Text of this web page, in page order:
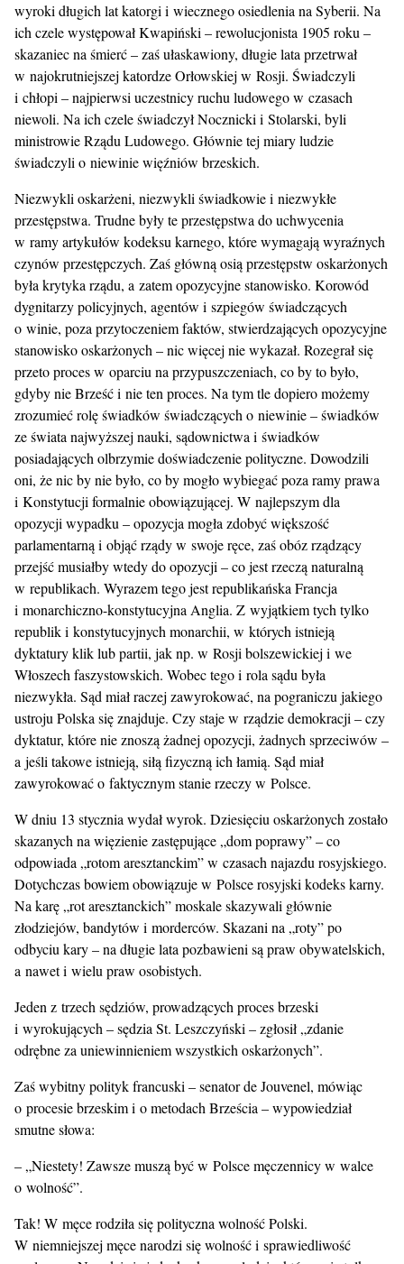
wyroki długich lat katorgi i wiecznego osiedlenia na Syberii. Na
ich czele występował Kwapiński – rewolucjonista 1905 roku –
skazaniec na śmierć – zaś ułaskawiony, długie lata przetrwał
w najokrutniejszej katordze Orłowskiej w Rosji. Świadczyli
i chłopi – najpierwsi uczestnicy ruchu ludowego w czasach
niewoli. Na ich czele świadczył Nocznicki i Stolarski, byli
ministrowie Rządu Ludowego. Głównie tej miary ludzie
świadczyli o niewinie więźniów brzeskich.
Niezwykli oskarżeni, niezwykli świadkowie i niezwykłe
przestępstwa. Trudne były te przestępstwa do uchwycenia
w ramy artykułów kodeksu karnego, które wymagają wyraźnych
czynów przestępczych. Zaś główną osią przestępstw oskarżonych
była krytyka rządu, a zatem opozycyjne stanowisko. Korowód
dygnitarzy policyjnych, agentów i szpiegów świadczących
o winie, poza przytoczeniem faktów, stwierdzających opozycyjne
stanowisko oskarżonych – nic więcej nie wykazał. Rozegrał się
przeto proces w oparciu na przypuszczeniach, co by to było,
gdyby nie Brześć i nie ten proces. Na tym tle dopiero możemy
zrozumieć rolę świadków świadczących o niewinie – świadków
ze świata najwyższej nauki, sądownictwa i świadków
posiadających olbrzymie doświadczenie polityczne. Dowodzili
oni, że nic by nie było, co by mogło wybiegać poza ramy prawa
i Konstytucji formalnie obowiązującej. W najlepszym dla
opozycji wypadku – opozycja mogła zdobyć większość
parlamentarną i objąć rządy w swoje ręce, zaś obóz rządzący
przejść musiałby wtedy do opozycji – co jest rzeczą naturalną
w republikach. Wyrazem tego jest republikańska Francja
i monarchiczno-konstytucyjna Anglia. Z wyjątkiem tych tylko
republik i konstytucyjnych monarchii, w których istnieją
dyktatury klik lub partii, jak np. w Rosji bolszewickiej i we
Włoszech faszystowskich. Wobec tego i rola sądu była
niezwykła. Sąd miał raczej zawyrokować, na pograniczu jakiego
ustroju Polska się znajduje. Czy staje w rządzie demokracji – czy
dyktatur, które nie znoszą żadnej opozycji, żadnych sprzeciwów –
a jeśli takowe istnieją, siłą fizyczną ich łamią. Sąd miał
zawyrokować o faktycznym stanie rzeczy w Polsce.
W dniu 13 stycznia wydał wyrok. Dziesięciu oskarżonych zostało
skazanych na więzienie zastępujące „dom poprawy” – co
odpowiada „rotom aresztanckim” w czasach najazdu rosyjskiego.
Dotychczas bowiem obowiązuje w Polsce rosyjski kodeks karny.
Na karę „rot aresztanckich” moskale skazywali głównie
złodziejów, bandytów i morderców. Skazani na „roty” po
odbyciu kary – na długie lata pozbawieni są praw obywatelskich,
a nawet i wielu praw osobistych.
Jeden z trzech sędziów, prowadzących proces brzeski
i wyrokujących – sędzia St. Leszczyński – zgłosił „zdanie
odrębne za uniewinnieniem wszystkich oskarżonych”.
Zaś wybitny polityk francuski – senator de Jouvenel, mówiąc
o procesie brzeskim i o metodach Brześcia – wypowiedział
smutne słowa:
– „Niestety! Zawsze muszą być w Polsce męczennicy w walce
o wolność”.
Tak! W męce rodziła się polityczna wolność Polski.
W niemniejszej męce narodzi się wolność i sprawiedliwość